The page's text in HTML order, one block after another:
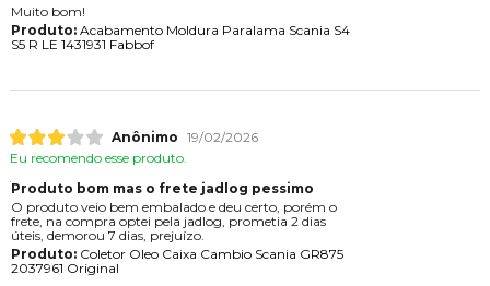
Muito bom!
Produto:Acabamento Moldura Paralama Scania S4
S5 R LE 1431931 Fabbof
Anônimo 19/02/2026
Eu recomendo esse produto.
Produto bom mas o frete jadlog pessimo
O produto veio bem embalado e deu certo, porém o
frete, na compra optei pela jadlog, prometia 2 dias
úteis, demorou 7 dias, prejuízo.
Produto:Coletor Oleo Caixa Cambio Scania GR875
2037961 Original